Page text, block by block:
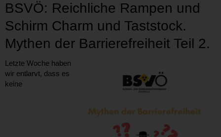
BSVÖ: Reichliche Rampen und
Schirm Charm und Taststock.
Mythen der Barrierefreiheit Teil 2.
Letzte Woche haben
wir entlarvt, dass es
keine